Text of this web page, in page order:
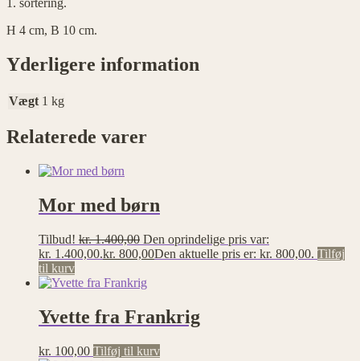
H 4 cm, B 10 cm.
Yderligere information
Vægt 1 kg
Relaterede varer
Mor med børn
Tilbud! kr.1.400,00 Den oprindelige pris var:
kr. 1.400,00.kr. 800,00Den aktuelle pris er: kr. 800,00. Tilføj
til kurv
Yvette fra Frankrig
kr. 100,00 Tilføj til kurv